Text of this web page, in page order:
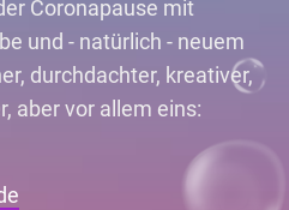
Coronapause mit
und - natürlich - neuem
durchdachter, kreativer,
aber vor allem eins: